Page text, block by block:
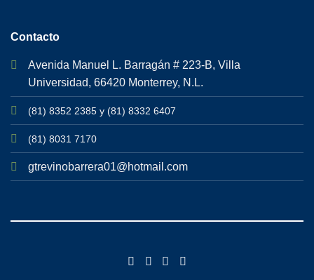
Contacto
Avenida Manuel L. Barragán # 223-B, Villa
Universidad, 66420 Monterrey, N.L.
(81) 8352 2385 y (81) 8332 6407
(81) 8031 7170
gtrevinobarrera01@hotmail.com